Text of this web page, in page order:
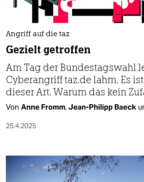
Angriff auf die taz
Gezielt getroffen
Am Tag der Bundestagswahl
Cyberangriff taz.de lahm. Es
dieser Art. Warum das kein
Von Anne Fromm,Jean-Philipp Baeck
25.4.2025